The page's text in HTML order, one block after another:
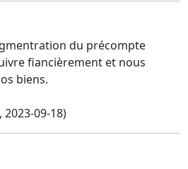
du précompte
fiancièrement et nous
biens.
2023-09-18)